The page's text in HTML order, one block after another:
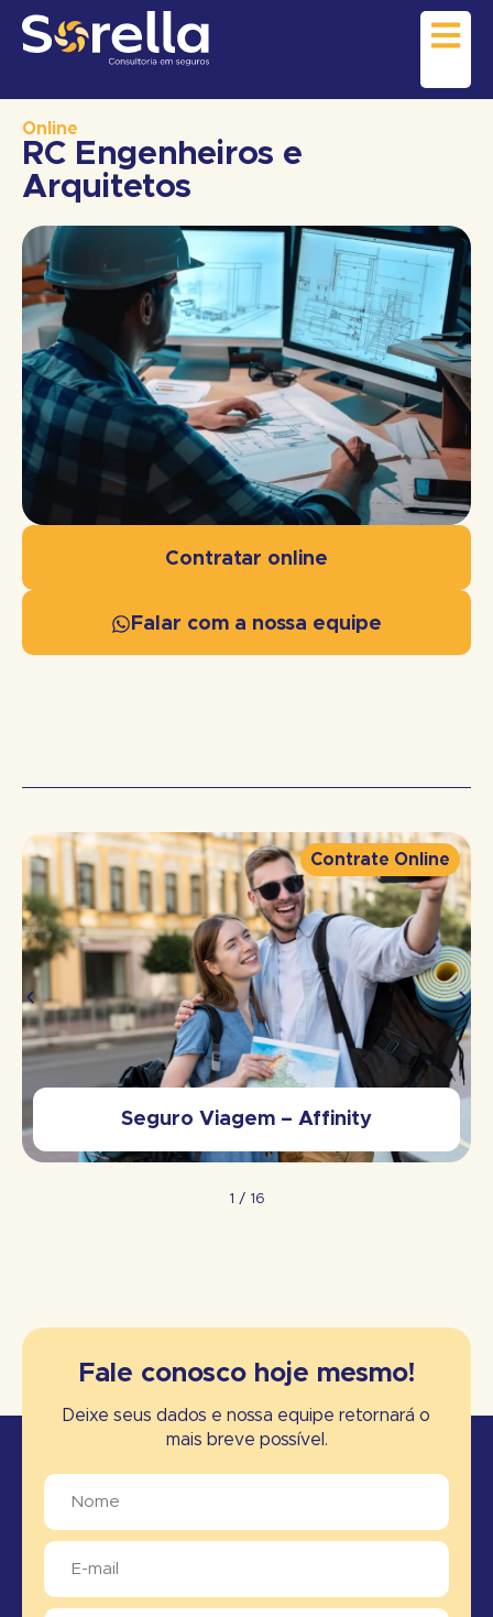
Online
RC Engenheiros e
Arquitetos
Contratar online
Falar com a nossa equipe
Contrate Online
Seguro Viagem – Affinity
1 / 16
Fale conosco hoje mesmo!
Deixe seus dados e nossa equipe retornará o
mais breve possível.